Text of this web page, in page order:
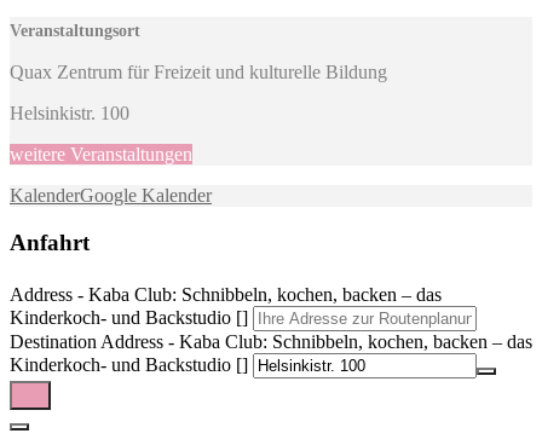
Veranstaltungsort
Quax Zentrum für Freizeit und kulturelle Bildung
Helsinkistr. 100
weitere Veranstaltungen
KalenderGoogle Kalender
Anfahrt
Address - Kaba Club: Schnibbeln, kochen, backen – das
Kinderkoch- und Backstudio []
Destination Address - Kaba Club: Schnibbeln, kochen, backen – das
Kinderkoch- und Backstudio []